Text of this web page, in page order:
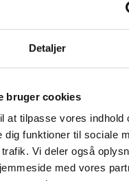
Detaljer
bruger cookies
at tilpasse vores indhold
dig funktioner til sociale
Vi deler også
med vores
levering (30 min. i
leveringen via GLS, og
udvalg af kendte
et stort udvalg af